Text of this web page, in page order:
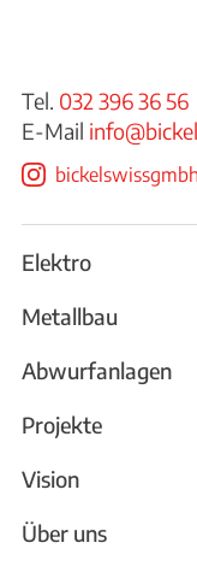
Tel. 032 396 36 56
E-Mail
bickelswissgmbh
Elektro
Metallbau
Abwurfanlagen
Projekte
Vision
Über uns